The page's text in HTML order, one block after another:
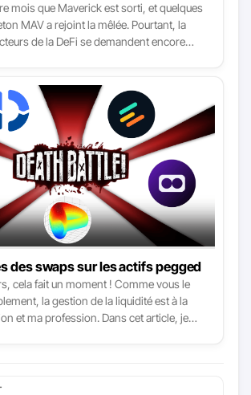
mois que Maverick est sorti, et quelques
MAV a rejoint la mêlée. Pourtant, la
de la DeFi se demandent encore
moment était donc venu de plonger dans
apportées par le modèle et le nouveau
favorise en matière de gestion des
shaping (le façonnage de liquidité).
des swaps sur les actifs pegged
cela fait un moment ! Comme vous le
la gestion de la liquidité est à la
et ma profession. Dans cet article, je
soutiennent le mieux ces paires, nous